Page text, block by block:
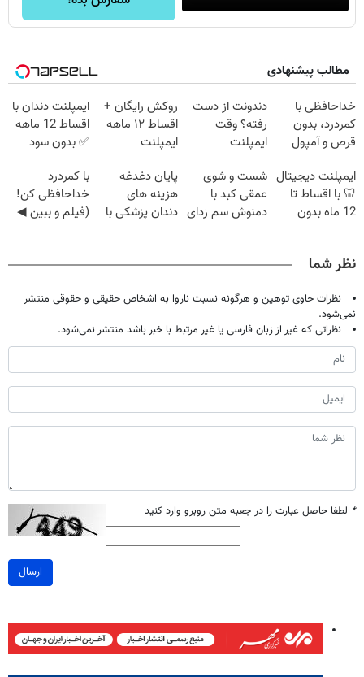
مطالب پیشنهادی
خداحافظی با
کمردرد، بدون
قرص و آمپول
دندونت از دست
رفته؟ وقت
ایمپلنت
روکش رایگان +
اقساط ۱۲ ماهه
ایمپلنت
ایمپلنت دندان با
اقساط 12 ماهه
✅ بدون سود
ایمپلنت دیجیتال
🦷 با اقساط تا
12 ماه بدون
شست و شوی
عمقی کبد با
دمنوش سم زدای
پایان دغدغه
هزینه های
دندان پزشکی با
با کمردرد
خداحافظی کن!
(فیلم و ببین ◀
نظر شما
نظرات حاوی توهین و هرگونه نسبت ناروا به اشخاص حقیقی و حقوقی منتشر
نمی‌شود.
نظراتی که غیر از زبان فارسی یا غیر مرتبط با خبر باشد منتشر نمی‌شود.
* لطفا حاصل عبارت را در جعبه متن روبرو وارد کنید
ارسال